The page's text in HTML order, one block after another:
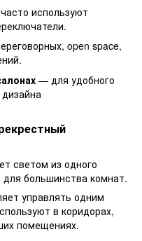
используют
open space,
— для удобного
светом из одного
большинства комнат.
управлять одним
в коридорах,
помещениях.